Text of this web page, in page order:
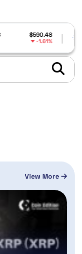
Cardano
ADA
View More